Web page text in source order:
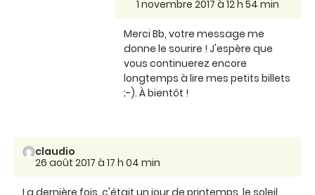
1 novembre 2017 à 12 h 54 min
Merci Bb, votre message me
donne le sourire ! J'espère que
vous continuerez encore
longtemps à lire mes petits billets
;-). À bientôt !
claudio
26 août 2017 à 17 h 04 min
La dernière fois, c'était un jour de printemps, le soleil